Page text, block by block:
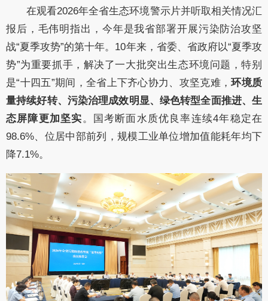
在观看2026年全省生态环境警示片并听取相关情况汇
报后 ， 毛伟明指出， 今年是我省部署开展污染防治攻坚
战“夏季攻势”的第十年。 10年来，省委、省政府以“夏季攻
势”为重要抓手，解决了一大批突出生态环境问题，特别
是“十四五”期间， 全省上下齐心协力、攻坚克难，环境质
量持续好转、污染治理成效明显、绿色转型全面推进、生
态屏障更加坚实。 国考断面水质优良率连续4年稳定在
98.6%、 位居中部前列
，规模工业单位增加值能耗年均下
降7.1%。